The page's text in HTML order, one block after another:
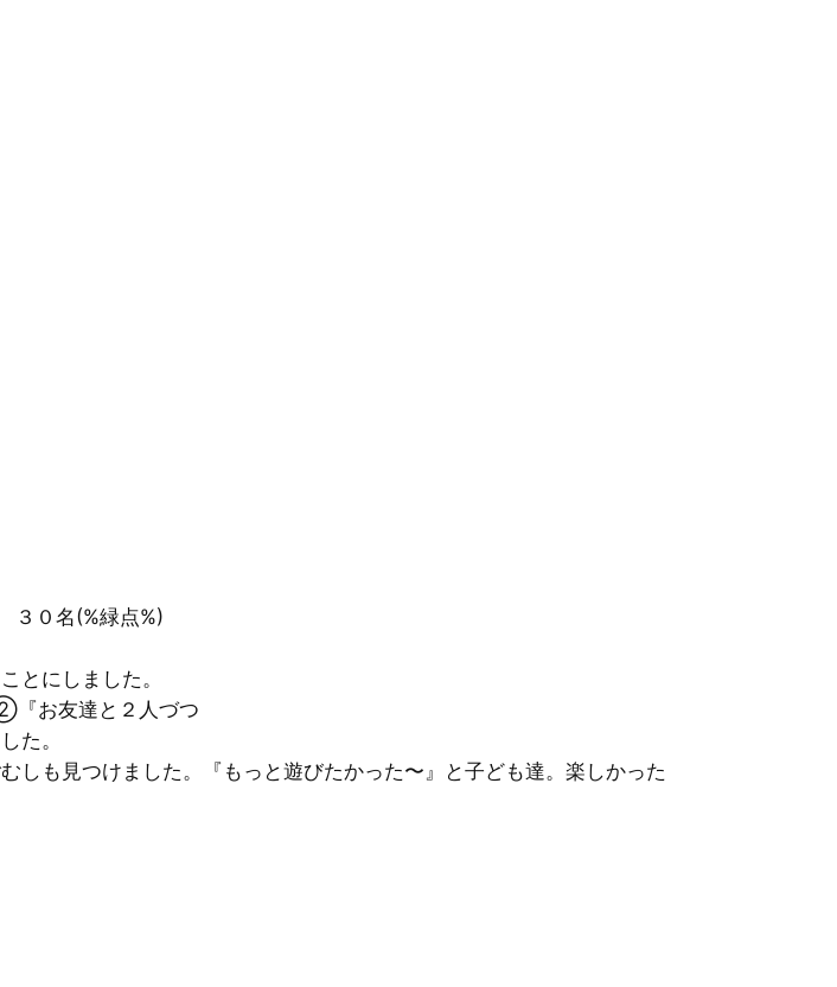
０名(%緑点%)
とにしました。
『お友達と２人づつ
た。
しも見つけました。『もっと遊びたかった〜』と子ども達。楽しかった